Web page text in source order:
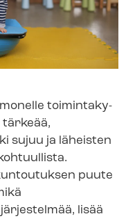
toi­min­ta­ky­
sujuu ja läheisten
puute
lisää